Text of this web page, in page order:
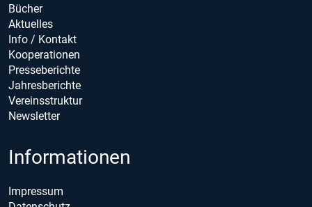
Bücher
Aktuelles
Info / Kontakt
Kooperationen
Presseberichte
Jahresberichte
Vereinsstruktur
Newsletter
Informationen
Impressum